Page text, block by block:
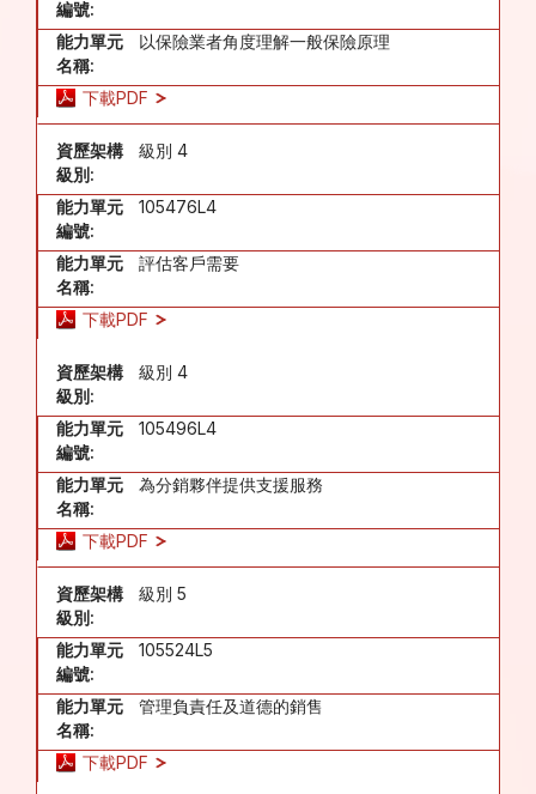
編號:
能力單元
名稱:
以保險業者角度理解一般保險原理
下載PDF
資歷架構
級別:
級別 4
能力單元
編號:
105476L4
能力單元
名稱:
評估客戶需要
下載PDF
資歷架構
級別:
級別 4
能力單元
編號:
105496L4
能力單元
名稱:
為分銷夥伴提供支援服務
下載PDF
資歷架構
級別:
級別 5
能力單元
編號:
105524L5
能力單元
名稱:
管理負責任及道德的銷售
下載PDF